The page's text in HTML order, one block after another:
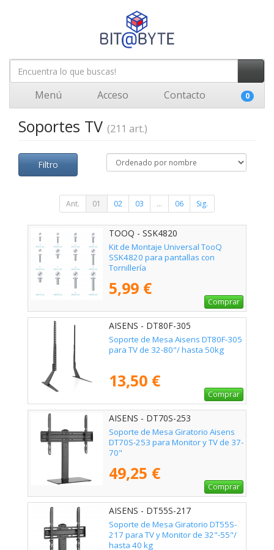
Menú Acceso Contacto 0
Soportes TV (211 art.)
Filtro
Ant. 01 02 03 ... 06 Sig.
TOOQ - SSK4820
Kit de Montaje Universal TooQ
SSK4820 para pantallas con
Tornillería
5,99 €
Comprar
AISENS - DT80F-305
Soporte de Mesa Aisens DT80F-305
para TV de 32-80"/ hasta 50kg
13,50 €
Comprar
AISENS - DT70S-253
Soporte de Mesa Giratorio Aisens
DT70S-253 para Monitor y TV de 37-
70"
49,25 €
Comprar
AISENS - DT55S-217
Soporte de Mesa Giratorio DT55S-
217 para TV y Monitor de 32"-55"/
hasta 40 kg